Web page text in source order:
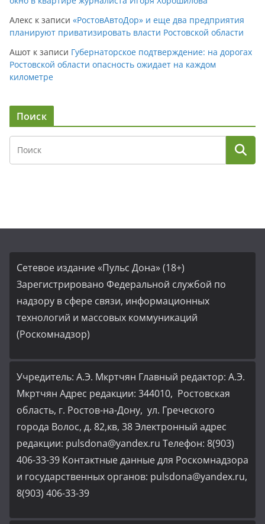
Алекс к записи «РостовАвтоДор» и еще два предприятия
планируют приватизировать власти Ростовской области
Ашот к записи Губернаторское подтверждение: на дорогах
Ростовской области опасность ожидает на каждом
километре
Поиск
Сетевое издание «Пульс Дона» (18+)
Зарегистрировано Федеральной службой по
надзору в сфере связи, информационных
технологий и массовых коммуникаций
(Роскомнадзор)
Учредитель: А.Э. Мкртчян Главный редактор: А.Э.
Мкртчян Адрес редакции: 344010, Ростовская
область, г. Ростов-на-Дону, ул. Греческого
города Волос, д. 82,кв, 38 Электронный адрес
редакции: pulsdona@yandex.ru Телефон: 8(903)
406-33-39 Контактные данные для Роскомнадзора
и государственных органов: pulsdona@yandex.ru,
8(903) 406-33-39